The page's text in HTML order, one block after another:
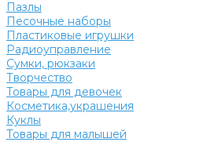
Пазлы
Песочные наборы
Пластиковые игрушки
Радиоуправление
Сумки, рюкзаки
Творчество
Товары для девочек
Косметика,украшения
Куклы
Товары для малышей